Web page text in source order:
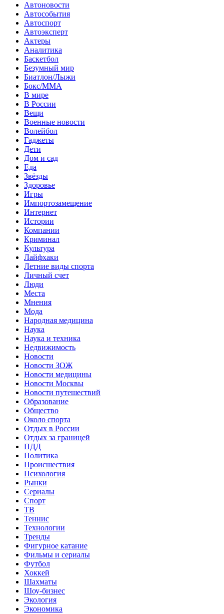
Автоновости
Автособытия
Автоспорт
Автоэксперт
Актеры
Аналитика
Баскетбол
Безумный мир
Биатлон/Лыжи
Бокс/MMA
В мире
В России
Вещи
Военные новости
Волейбол
Гаджеты
Дети
Дом и сад
Еда
Звёзды
Здоровье
Игры
Импортозамещение
Интернет
Истории
Компании
Криминал
Культура
Лайфхаки
Летние виды спорта
Личный счет
Люди
Места
Мнения
Мода
Народная медицина
Наука
Наука и техника
Недвижимость
Новости
Новости ЗОЖ
Новости медицины
Новости Москвы
Новости путешествий
Образование
Общество
Около спорта
Отдых в России
Отдых за границей
ПДД
Политика
Происшествия
Психология
Рынки
Сериалы
Спорт
ТВ
Теннис
Технологии
Тренды
Фигурное катание
Фильмы и сериалы
Футбол
Хоккей
Шахматы
Шоу-бизнес
Экология
Экономика